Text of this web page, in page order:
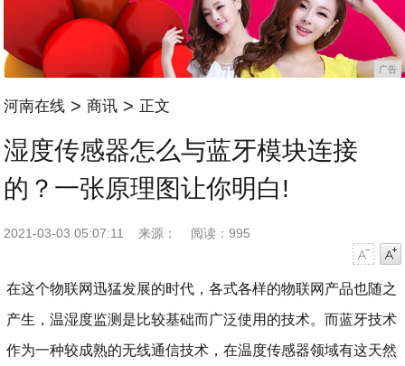
广告
河南在线 > 商讯 > 正文
湿度传感器怎么与蓝牙模块连接
的？一张原理图让你明白!
2021-03-03 05:07:11 来源：
阅读：995
在这个物联网迅猛发展的时代，各式各样的物联网产品也随之
产生，温湿度监测是比较基础而广泛使用的技术。而蓝牙技术
作为一种较成熟的无线通信技术，在温度传感器领域有这天然